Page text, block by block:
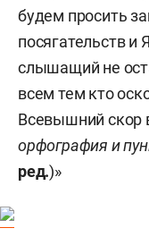
будем просить
посягательств и
слышащий не
всем тем кто
Всевышний скор
орфография и
ред.)»